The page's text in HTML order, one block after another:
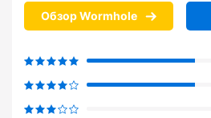
Обзор Wormhole